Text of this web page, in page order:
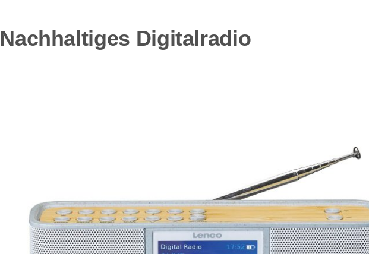
Nachhaltiges Digitalradio